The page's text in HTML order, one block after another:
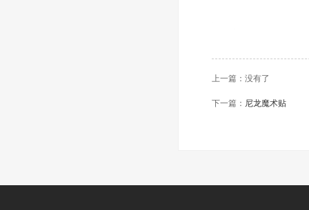
上一篇：没有了
下一篇： 尼龙魔术贴